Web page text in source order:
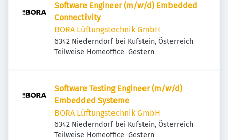
Software Engineer (m/w/d) Embedded
Connectivity
BORA Lüftungstechnik GmbH
6342 Niederndorf bei Kufstein, Österreich
Teilweise Homeoffice Veröffentlicht
Gestern
Software Testing Engineer (m/w/d)
Embedded Systeme
BORA Lüftungstechnik GmbH
6342 Niederndorf bei Kufstein, Österreich
Teilweise Homeoffice Veröffentlicht
Gestern